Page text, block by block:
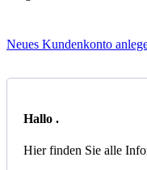
Neues Kundenkonto
Hallo .
Hier finden Sie alle